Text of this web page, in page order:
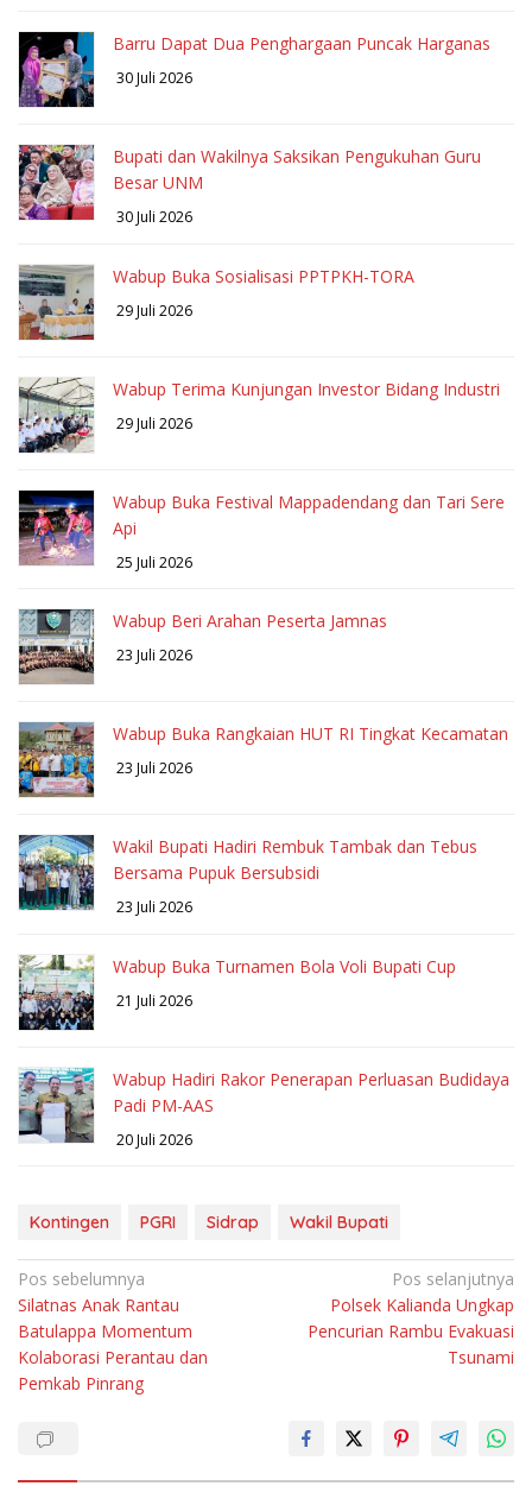
Barru Dapat Dua Penghargaan Puncak Harganas
30 Juli 2026
Bupati dan Wakilnya Saksikan Pengukuhan Guru
Besar UNM
30 Juli 2026
Wabup Buka Sosialisasi PPTPKH-TORA
29 Juli 2026
Wabup Terima Kunjungan Investor Bidang Industri
29 Juli 2026
Wabup Buka Festival Mappadendang dan Tari Sere
Api
25 Juli 2026
Wabup Beri Arahan Peserta Jamnas
23 Juli 2026
Wabup Buka Rangkaian HUT RI Tingkat Kecamatan
23 Juli 2026
Wakil Bupati Hadiri Rembuk Tambak dan Tebus
Bersama Pupuk Bersubsidi
23 Juli 2026
Wabup Buka Turnamen Bola Voli Bupati Cup
21 Juli 2026
Wabup Hadiri Rakor Penerapan Perluasan Budidaya
Padi PM-AAS
20 Juli 2026
Kontingen PGRI Sidrap Wakil Bupati
Navigasi
pos
Pos sebelumnya
Silatnas Anak Rantau
Batulappa Momentum
Kolaborasi Perantau dan
Pemkab Pinrang
Pos selanjutnya
Polsek Kalianda Ungkap
Pencurian Rambu Evakuasi
Tsunami